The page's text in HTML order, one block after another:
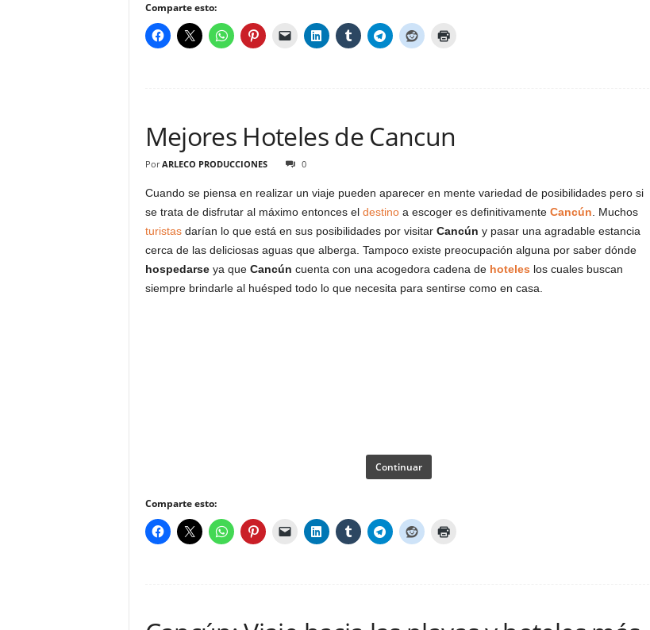
Comparte esto:
Mejores Hoteles de Cancun
Por ARLECO PRODUCCIONES 0
Cuando se piensa en realizar un viaje pueden aparecer en mente variedad de posibilidades pero si
se trata de disfrutar al máximo entonces el destinoa escoger es definitivamente Cancún . Muchos
turistasdarían lo que está en sus posibilidades por visitar Cancún y pasar una agradable estancia
cerca de las deliciosas aguas que alberga. Tampoco existe preocupación alguna por saber dónde
hospedarseya que Cancún cuenta con una acogedora cadena de hoteles los cuales buscan
siempre brindarle al huésped todo lo que necesita para sentirse como en casa.
Continuar
Comparte esto: